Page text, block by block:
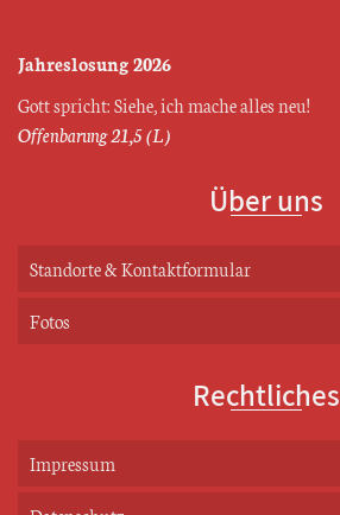
Jahreslosung 2026
Gott spricht: Siehe, ich mache alles neu!
Offenbarung 21,5 (L)
Über uns
Standorte & Kontaktformular
Fotos
Rechtliches
Impressum